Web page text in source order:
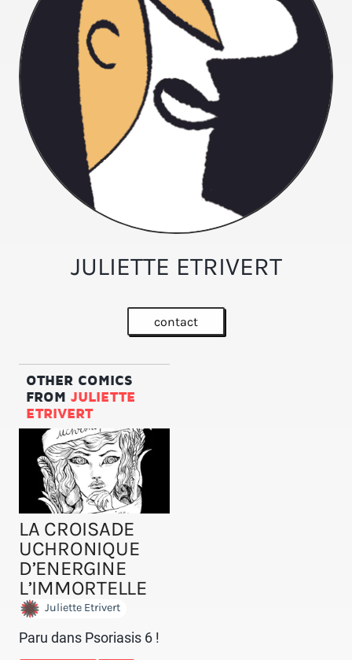
JULIETTE ETRIVERT
contact
OTHER COMICS
FROM JULIETTE
ETRIVERT
LA CROISADE
UCHRONIQUE
D’ENERGINE
L’IMMORTELLE
Juliette Etrivert
Paru dans Psoriasis 6 !